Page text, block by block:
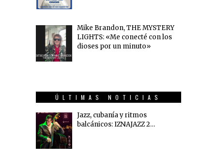
Mike Brandon, THE MYSTERY
LIGHTS: «Me conecté con los
dioses por un minuto»
ÚLTIMAS NOTICIAS
Jazz, cubanía y ritmos
balcánicos: IZNAJAZZ 2…